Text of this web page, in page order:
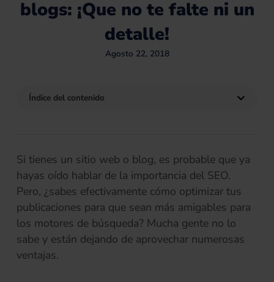
blogs: ¡Que no te falte ni un
detalle!
Agosto 22, 2018
Índice del contenido
Si tienes un sitio web o blog, es probable que ya
hayas oído hablar de la importancia del SEO.
Pero, ¿sabes efectivamente cómo optimizar tus
publicaciones para que sean más amigables para
los motores de búsqueda? Mucha gente no lo
sabe y están dejando de aprovechar numerosas
ventajas.